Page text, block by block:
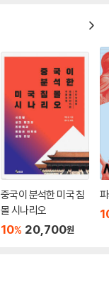
중국이 분석한 미국 침
몰 시나리오
10% 20,700원